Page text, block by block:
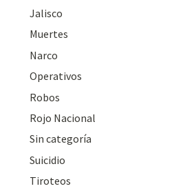
Jalisco
Muertes
Narco
Operativos
Robos
Rojo Nacional
Sin categoría
Suicidio
Tiroteos